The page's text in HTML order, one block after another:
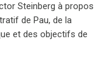
Steinberg à propos
de Pau, de la
et des objectifs de